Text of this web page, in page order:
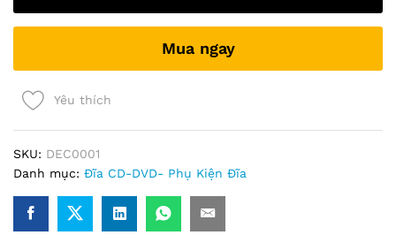
(
1
50
tờ
quantity
Mua ngay
Yêu thích
SKU: DEC0001
Danh mục: Đĩa CD-DVD- Phụ Kiện Đĩa